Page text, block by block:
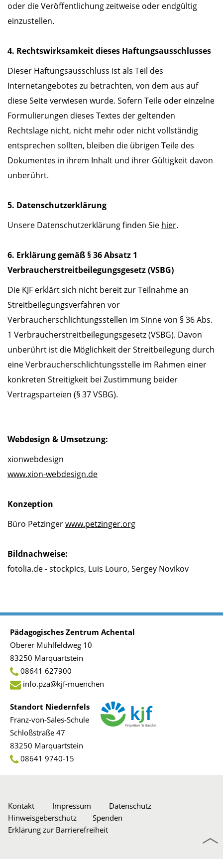
oder die Veröffentlichung zeitweise oder endgültig
einzustellen.
4. Rechtswirksamkeit dieses Haftungsausschlusses
Dieser Haftungsausschluss ist als Teil des
Internetangebotes zu betrachten, von dem aus auf
diese Seite verwiesen wurde. Sofern Teile oder einzelne
Formulierungen dieses Textes der geltenden
Rechtslage nicht, nicht mehr oder nicht vollständig
entsprechen sollten, bleiben die übrigen Teile des
Dokumentes in ihrem Inhalt und ihrer Gültigkeit davon
unberührt.
5. Datenschutzerklärung
Unsere Datenschutzerklärung finden Sie hier.
6. Erklärung gemäß § 36 Absatz 1
Verbraucherstreitbeilegungsgesetz (VSBG)
Die KJF erklärt sich nicht bereit zur Teilnahme an
Streitbeilegungsverfahren vor
Verbraucherschlichtungsstellen im Sinne von § 36 Abs.
1 Verbraucherstreitbeilegungsgesetz (VSBG). Davon
unberührt ist die Möglichkeit der Streitbeilegung durch
eine Verbraucherschlichtungsstelle im Rahmen einer
konkreten Streitigkeit bei Zustimmung beider
Vertragsparteien (§ 37 VSBG).
Webdesign & Umsetzung:
xionwebdesign
www.xion-webdesign.de
Konzeption
Büro Petzingerwww.petzinger.org
Bildnachweise:
fotolia.de - stockpics, Luis Louro, Sergey Novikov
Pädagogisches Zentrum Achental
Oberer Mühlfeldweg 10
83250 Marquartstein
08641 627900
info.pza@kjf-muenchen
Standort Niedernfels
Franz-von-Sales-Schule
Schloßstraße 47
83250 Marquartstein
08641 9740-15
Kontakt Impressum
Datenschutz
Hinweisgeberschutz
Spenden
Erklärung zur Barrierefreiheit